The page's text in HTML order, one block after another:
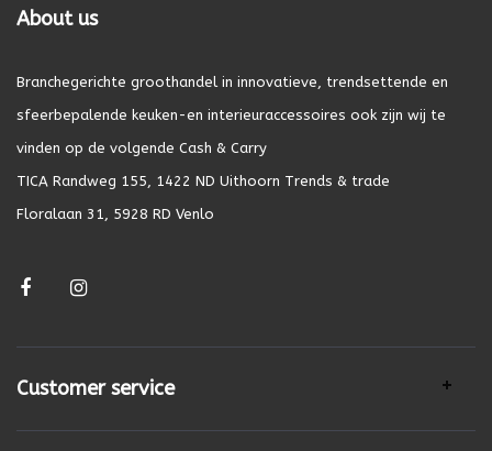
About us
Branchegerichte groothandel in innovatieve, trendsettende en
sfeerbepalende keuken-en interieuraccessoires ook zijn wij te
vinden op de volgende Cash & Carry
TICA Randweg 155, 1422 ND Uithoorn Trends & trade
Floralaan 31, 5928 RD Venlo
Customer service